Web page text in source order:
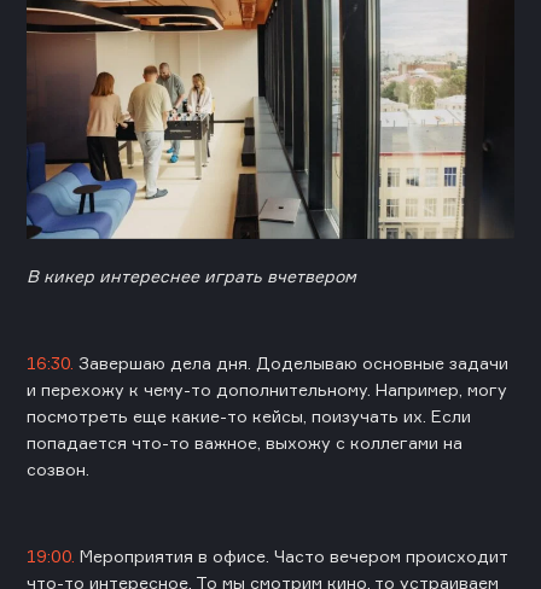
В кикер интереснее играть вчетвером
16:30. Завершаю дела дня. Доделываю основные задачи
и перехожу к чему-то дополнительному. Например, могу
посмотреть еще какие-то кейсы, поизучать их. Если
попадается что-то важное, выхожу с коллегами на
созвон.
19:00. Мероприятия в офисе. Часто вечером происходит
что-то интересное. То мы смотрим кино, то устраиваем